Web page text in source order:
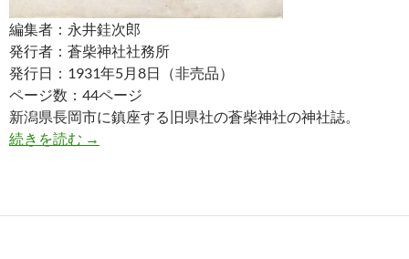
編集者：永井銈次郎
発行者：蒼柴神社社務所
発行日：1931年5月8日（非売品）
ページ数：44ページ
新潟県長岡市に鎮座する旧県社の蒼柴神社の神社誌。
続きを読む 蒼柴神社誌
→